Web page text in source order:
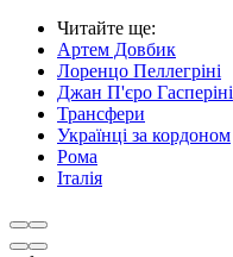
Читайте ще:
Артем Довбик
Лоренцо Пеллегріні
Джан П'єро Гасперіні
Трансфери
Українці за кордоном
Рома
Італія